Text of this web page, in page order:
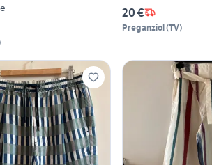
20 €
Preganziol(TV)